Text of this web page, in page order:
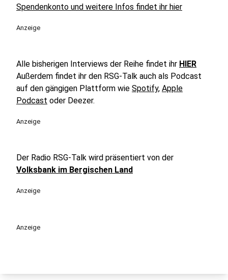
Spendenkonto und weitere Infos findet ihr hier
Anzeige
Alle bisherigen Interviews der Reihe findet ihr HIER
Außerdem findet ihr den RSG-Talk auch als Podcast
auf den gängigen Plattform wie Spotify, Apple
Podcast oder Deezer.
Anzeige
Der Radio RSG-Talk wird präsentiert von der
Volksbank im Bergischen Land
Anzeige
Anzeige